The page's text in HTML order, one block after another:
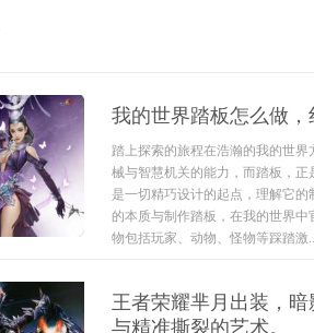
我的世界踏板怎么做
踏上探索的旅程在浩瀚的我的世
械与智慧机关的能力，而踏板，
是一切精巧设计的起点，理解它
的本质与制作踏板，在我的世界
物包括玩家、动物、怪物等踩踏激
王者荣耀芈月出装，
与精准撕裂的艺术。